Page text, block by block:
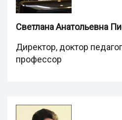
Светлана Анатольевна
Директор, доктор
профессор